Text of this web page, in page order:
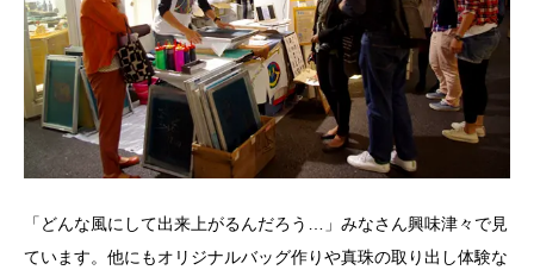
「どんな風にして出来上がるんだろう…」みなさん興味津々で見
ています。他にもオリジナルバッグ作りや真珠の取り出し体験な